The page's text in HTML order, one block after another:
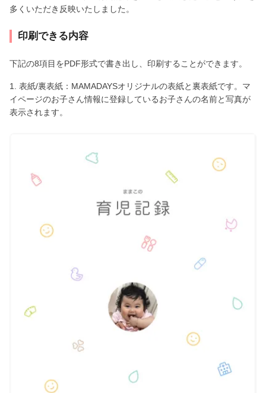
多くいただき反映いたしました。
印刷できる内容
下記の8項目をPDF形式で書き出し、印刷することができます。
1. 表紙/裏表紙：MAMADAYSオリジナルの表紙と裏表紙です。マ
イページのお子さん情報に登録しているお子さんの名前と写真が
表示されます。